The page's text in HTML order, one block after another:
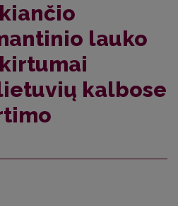
lauko
kalbose